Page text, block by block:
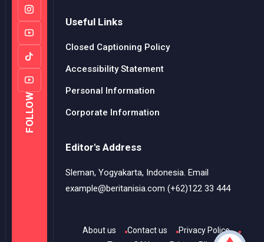
FOLLOW
Useful Links
Closed Captioning Policy
Accessibility Statement
Personal Information
Corporate Information
Editor's Address
Sleman, Yogyakarta, Indonesia. Email
example@beritanisia.com (+62)122 33 444
About us Contact us
Privacy Police